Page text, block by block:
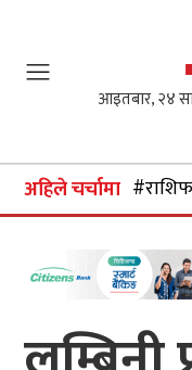
आइतबार, २४
अहिले चर्चामा